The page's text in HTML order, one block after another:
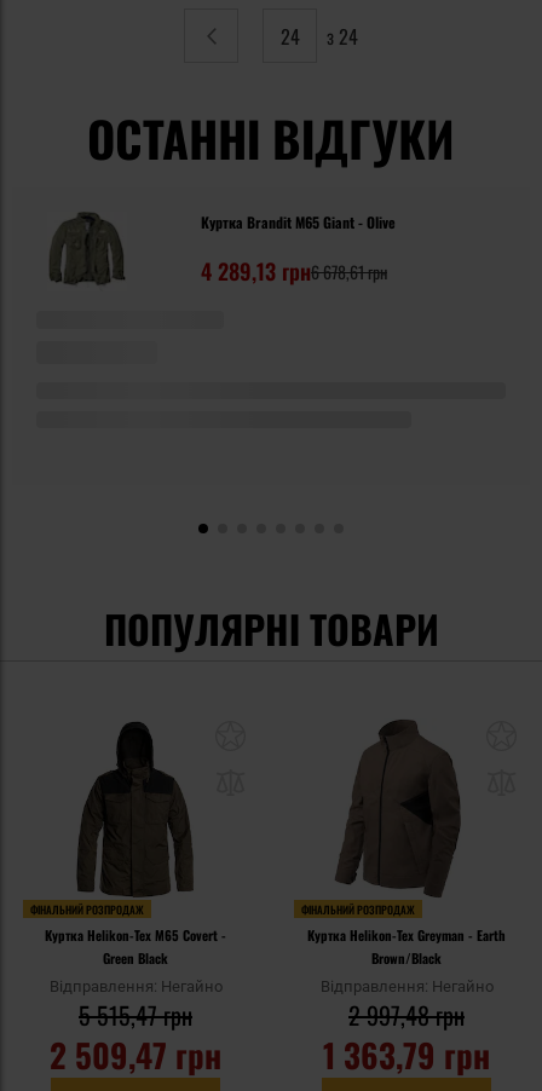
Сторінка
Попереднє
з 24
ОСТАННІ ВІДГУКИ
Куртка Brandit M65 Giant - Olive
4 289,13 грн6 678,61 грн
ПОПУЛЯРНІ ТОВАРИ
ФІНАЛЬНИЙ РОЗПРОДАЖ
Куртка Helikon-Tex M65 Covert -
Green Black
Відправлення: Негайно
2 509,47 грн
5 515,47 грн
ФІНАЛЬНИЙ РОЗПРОДАЖ
Куртка Helikon-Tex Greyman - Earth
Brown/Black
Відправлення: Негайно
1 363,79 грн
2 997,48 грн